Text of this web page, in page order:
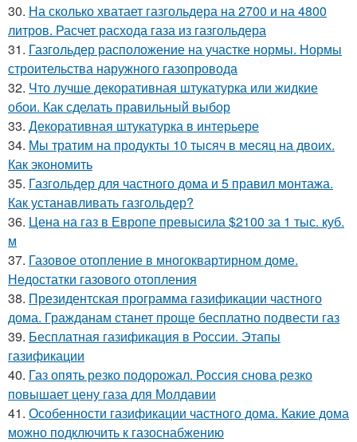
30. На сколько хватает газгольдера на 2700 и на 4800
литров. Расчет расхода газа из газгольдера
31. Газгольдер расположение на участке нормы. Нормы
строительства наружного газопровода
32. Что лучше декоративная штукатурка или жидкие
обои. Как сделать правильный выбор
33. Декоративная штукатурка в интерьере
34. Мы тратим на продукты 10 тысяч в месяц на двоих.
Как экономить
35. Газгольдер для частного дома и 5 правил монтажа.
Как устанавливать газгольдер?
36. Цена на газ в Европе превысила $2100 за 1 тыс. куб.
м
37. Газовое отопление в многоквартирном доме.
Недостатки газового отопления
38. Президентская программа газификации частного
дома. Гражданам станет проще бесплатно подвести газ
39. Бесплатная газификация в России. Этапы
газификации
40. Газ опять резко подорожал. Россия снова резко
повышает цену газа для Молдавии
41. Особенности газификации частного дома. Какие дома
можно подключить к газоснабжению